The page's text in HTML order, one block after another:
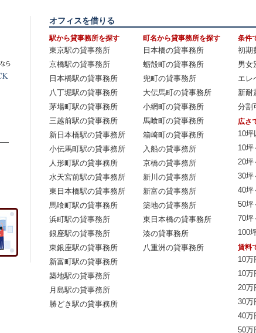
オフィスを借りる
駅から貸事務所を探す
東京駅の貸事務所
京橋駅の貸事務所
日本橋駅の貸事務所
八丁堀駅の貸事務所
茅場町駅の貸事務所
三越前駅の貸事務所
新日本橋駅の貸事務所
小伝馬町駅の貸事務所
人形町駅の貸事務所
水天宮前駅の貸事務所
東日本橋駅の貸事務所
馬喰町駅の貸事務所
浜町駅の貸事務所
銀座駅の貸事務所
東銀座駅の貸事務所
新富町駅の貸事務所
築地駅の貸事務所
月島駅の貸事務所
勝どき駅の貸事務所
町名から貸事務所を探す
日本橋の貸事務所
蛎殻町の貸事務所
兜町の貸事務所
大伝馬町の貸事務所
小網町の貸事務所
馬喰町の貸事務所
箱崎町の貸事務所
入船の貸事務所
京橋の貸事務所
新川の貸事務所
新富の貸事務所
築地の貸事務所
東日本橋の貸事務所
湊の貸事務所
八重洲の貸事務所
条件
初期
男女
エレ
新耐
分割
広さ
10坪
10坪
20坪
30坪
40坪
50坪
70坪
100
賃料
10万
10万
20万
30万
40万
50万